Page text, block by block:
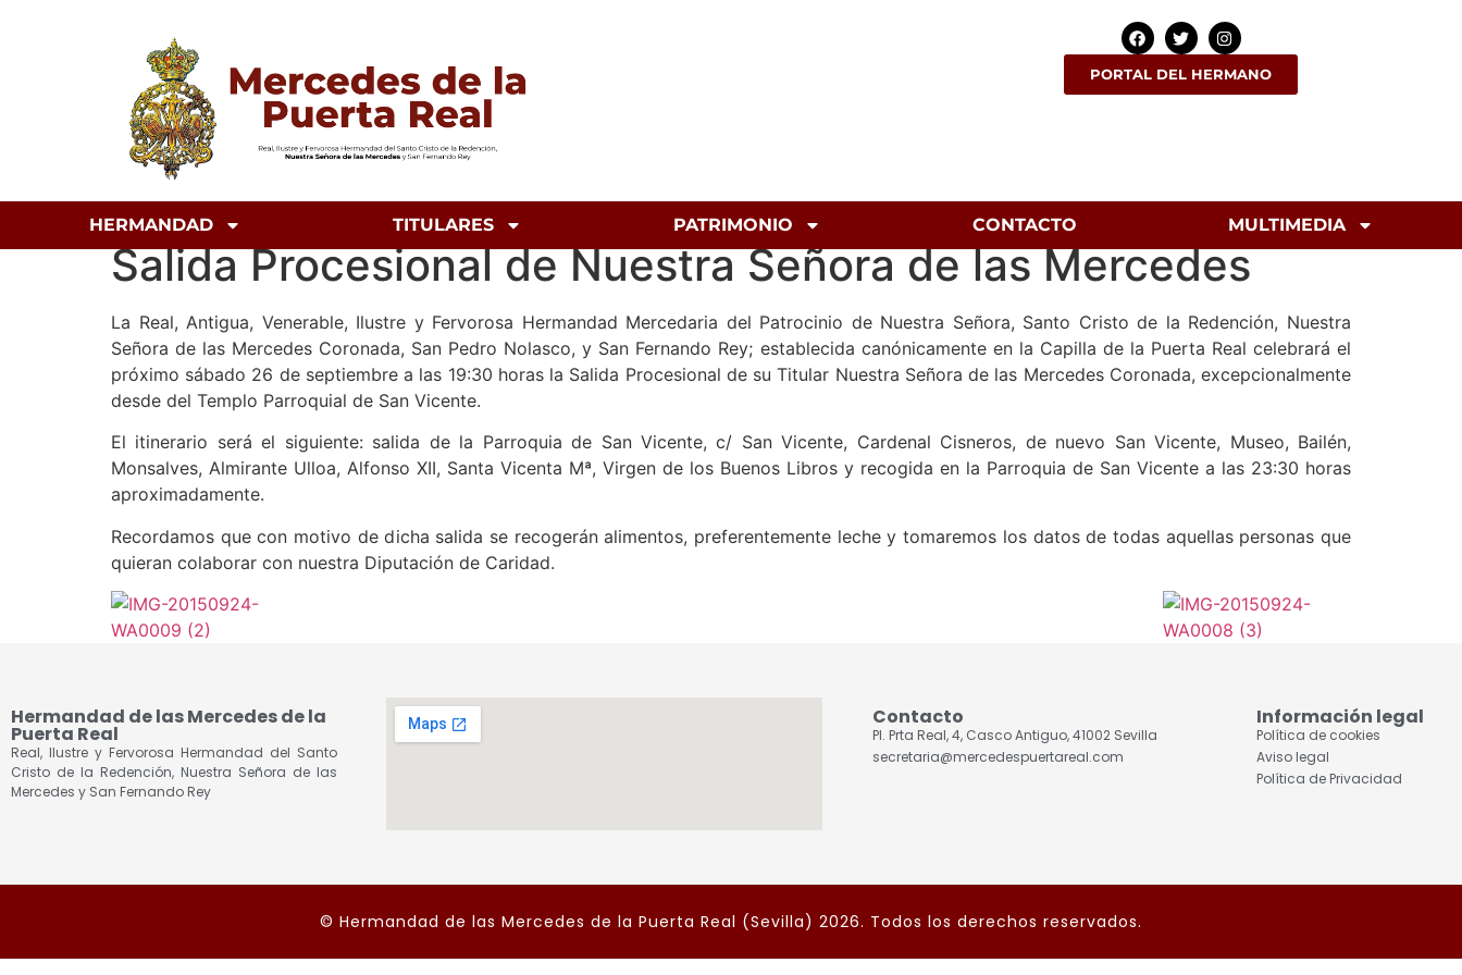
PORTAL DEL HERMANO
HERMANDAD TITULARES PATRIMONIO CONTACTO MULTIMEDIA
Salida Procesional de Nuestra Señora de las Mercedes
La Real, Antigua, Venerable, Ilustre y Fervorosa Hermandad Mercedaria del Patrocinio de Nuestra Señora, Santo Cristo de la Redención, Nuestra
Señora de las Mercedes Coronada, San Pedro Nolasco, y San Fernando Rey; establecida canónicamente en la Capilla de la Puerta Real celebrará el
próximo sábado 26 de septiembre a las 19:30 horas la Salida Procesional de su Titular Nuestra Señora de las Mercedes Coronada, excepcionalmente
desde del Templo Parroquial de San Vicente.
El itinerario será el siguiente: salida de la Parroquia de San Vicente, c/ San Vicente, Cardenal Cisneros, de nuevo San Vicente, Museo, Bailén,
Monsalves, Almirante Ulloa, Alfonso XII, Santa Vicenta Mª, Virgen de los Buenos Libros y recogida en la Parroquia de San Vicente a las 23:30 horas
aproximadamente.
Recordamos que con motivo de dicha salida se recogerán alimentos, preferentemente leche y tomaremos los datos de todas aquellas personas que
quieran colaborar con nuestra Diputación de Caridad.
Hermandad de las Mercedes de la
Puerta Real
Real, Ilustre y Fervorosa Hermandad del Santo
Cristo de la Redención, Nuestra Señora de las
Mercedes y San Fernando Rey
Contacto
Pl. Prta Real, 4, Casco Antiguo, 41002 Sevilla
secretaria@mercedespuertareal.com
Información legal
Política de cookies
Aviso legal
Política de Privacidad
© Hermandad de las Mercedes de la Puerta Real (Sevilla) 2026. Todos los derechos reservados.